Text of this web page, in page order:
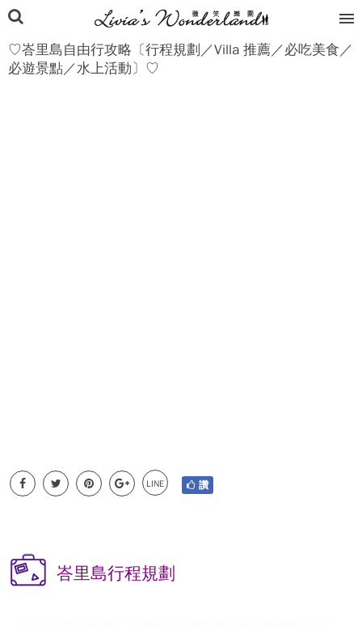
♡峇里島自由行攻略〔行程規劃／Villa 推薦／必吃美食／
必遊景點／水上活動〕♡
LINE 讚
峇里島行程規劃